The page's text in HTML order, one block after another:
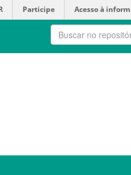
Participe Acesso à